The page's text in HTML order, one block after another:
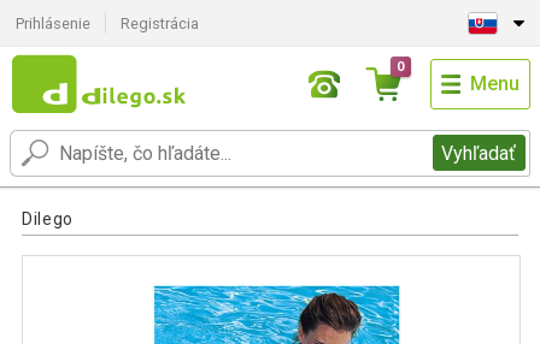
Prihlásenie Registrácia
Vyhľadať
0
Menu
Dilego